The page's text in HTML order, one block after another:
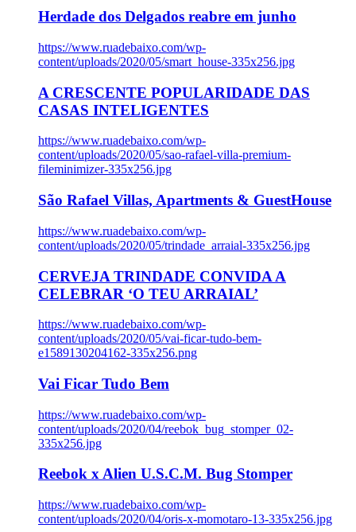
Herdade dos Delgados reabre em junho
https://www.ruadebaixo.com/wp-
content/uploads/2020/05/smart_house-335x256.jpg
A CRESCENTE POPULARIDADE DAS
CASAS INTELIGENTES
https://www.ruadebaixo.com/wp-
content/uploads/2020/05/sao-rafael-villa-premium-
fileminimizer-335x256.jpg
São Rafael Villas, Apartments & GuestHouse
https://www.ruadebaixo.com/wp-
content/uploads/2020/05/trindade_arraial-335x256.jpg
CERVEJA TRINDADE CONVIDA A
CELEBRAR ‘O TEU ARRAIAL’
https://www.ruadebaixo.com/wp-
content/uploads/2020/05/vai-ficar-tudo-bem-
e1589130204162-335x256.png
Vai Ficar Tudo Bem
https://www.ruadebaixo.com/wp-
content/uploads/2020/04/reebok_bug_stomper_02-
335x256.jpg
Reebok x Alien U.S.C.M. Bug Stomper
https://www.ruadebaixo.com/wp-
content/uploads/2020/04/oris-x-momotaro-13-335x256.jpg